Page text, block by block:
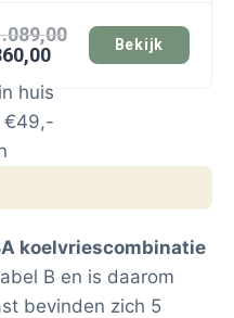
Bekijk
huis
€49,-
koelvriescombinatie
B en is daarom
bevinden zich 5